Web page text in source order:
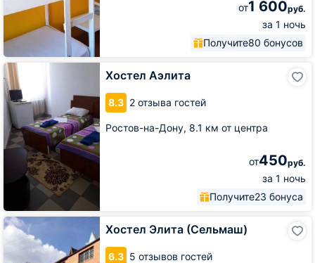
от1 600руб.
за 1 ночь
Получите80 бонусов
Хостел Аэлита
8.3 2 отзыва гостей
Ростов-на-Дону, 8.1 км от центра
от450руб.
за 1 ночь
Получите23 бонуса
Хостел
Аэлита
Хостел Элита (Сельмаш)
6.3 5 отзывов гостей
Хостел
Элита
(Сельмаш)